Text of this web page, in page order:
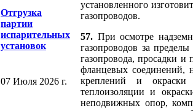
Отгрузка
партии
испарительных
установок
07 Июля 2026 г.
установленного
газопроводов.
57. При осмотре
газопроводов за
газопровода, просадки
фланцевых соединений,
креплений и окраски
теплоизоляции и
неподвижных опор,